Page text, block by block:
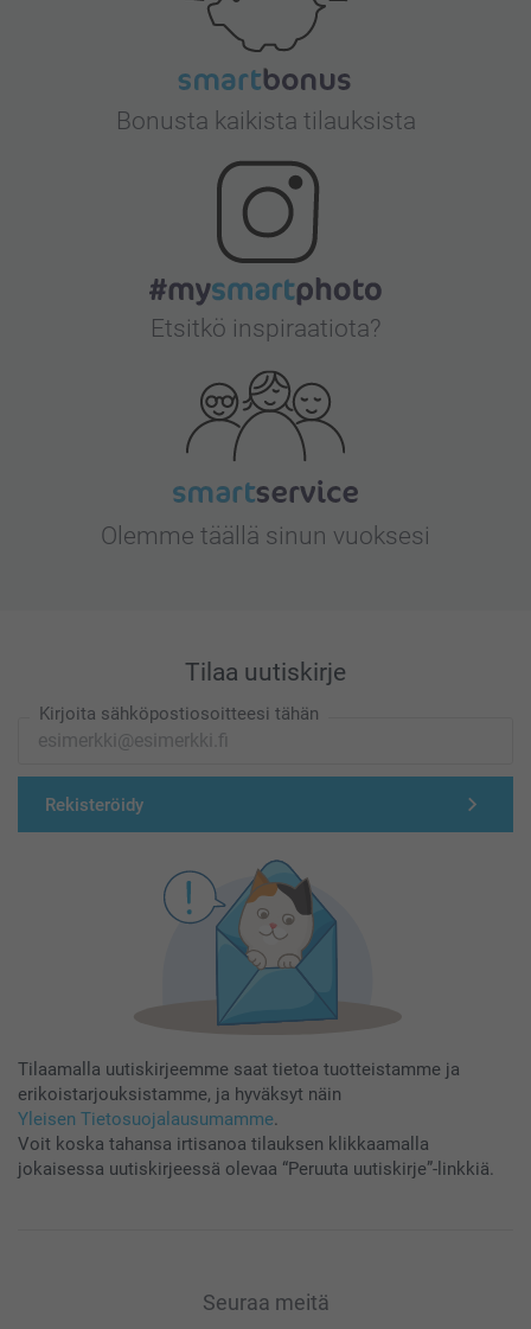
Bonusta kaikista tilauksista
Etsitkö inspiraatiota?
Olemme täällä sinun vuoksesi
Tilaa uutiskirje
Kirjoita sähköpostiosoitteesi tähän
Rekisteröidy
Tilaamalla uutiskirjeemme saat tietoa tuotteistamme ja
erikoistarjouksistamme, ja hyväksyt näin
Yleisen Tietosuojalausumamme.
Voit koska tahansa irtisanoa tilauksen klikkaamalla
jokaisessa uutiskirjeessä olevaa “Peruuta uutiskirje”-linkkiä.
Seuraa meitä